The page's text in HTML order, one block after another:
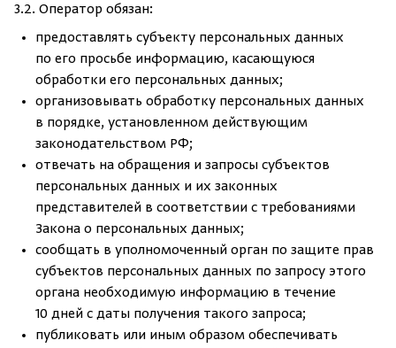
3.2. Оператор обязан:
предоставлять субъекту персональных данных
по его просьбе информацию, касающуюся
обработки его персональных данных;
организовывать обработку персональных данных
в порядке, установленном действующим
законодательством РФ;
отвечать на обращения и запросы субъектов
персональных данных и их законных
представителей в соответствии с требованиями
Закона о персональных данных;
сообщать в уполномоченный орган по защите прав
субъектов персональных данных по запросу этого
органа необходимую информацию в течение
10 дней с даты получения такого запроса;
публиковать или иным образом обеспечивать